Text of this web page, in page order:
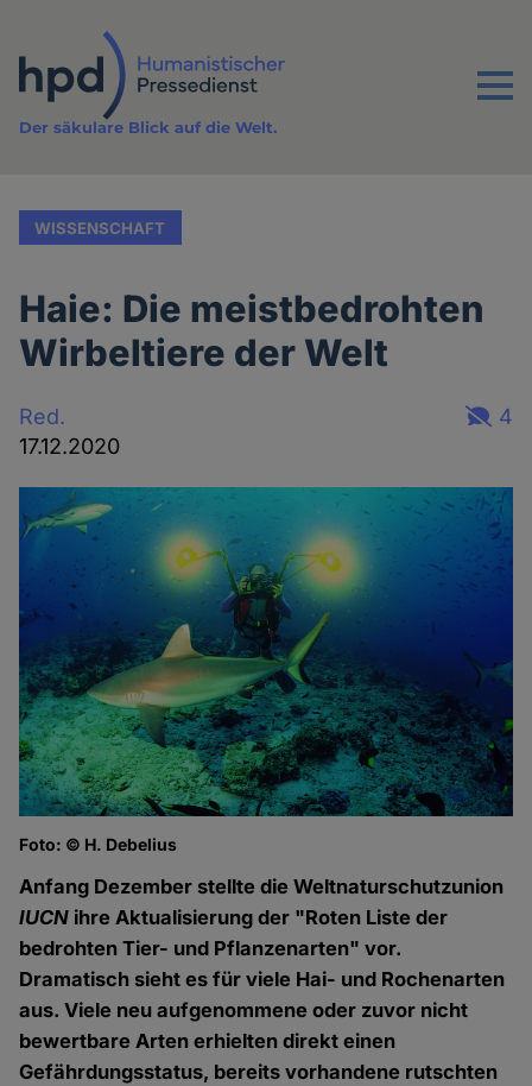
Inhalt
Menu
Der säkulare Blick auf die Welt.
WISSENSCHAFT
Haie: Die meistbedrohten
Wirbeltiere der Welt
Red.
17.12.2020
4
Foto: © H. Debelius
Anfang Dezember stellte die Weltnaturschutzunion
IUCN ihre Aktualisierung der "Roten Liste der
bedrohten Tier- und Pflanzenarten" vor.
Dramatisch sieht es für viele Hai- und Rochenarten
aus. Viele neu aufgenommene oder zuvor nicht
bewertbare Arten erhielten direkt einen
Gefährdungsstatus, bereits vorhandene rutschten